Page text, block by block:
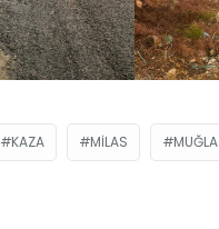
KAZA MILAS MUĞLA